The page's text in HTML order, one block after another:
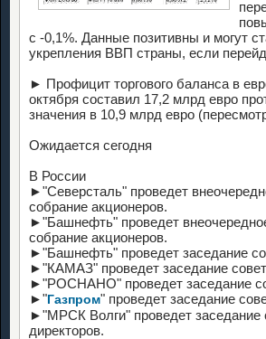
с -0,1%. Данные позитивны и могут
укрепления ВВП страны, если
► Профицит торгового баланса в
октября составил 17,2 млрд евро
значения в 10,9 млрд евро
Ожидается сегодня
В России
►"Северсталь" проведет
собрание акционеров.
►"Башнефть" проведет
собрание акционеров.
►"Башнефть" проведет заседание
►"КАМАЗ" проведет заседание
►"РОСНАНО" проведет заседание
►"Газпром" проведет заседание
►"МРСК Волги" проведет заседание
директоров.